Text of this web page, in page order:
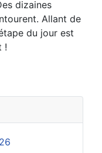
dizaines
Allant de
du jour est
!